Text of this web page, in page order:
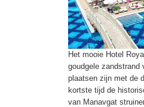
Het mooie Hotel
goudgele
plaatsen zijn met de
kortste tijd de
van Manavgat